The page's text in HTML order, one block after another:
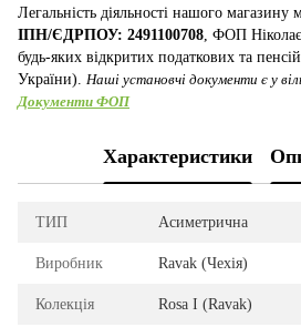
Легальність діяльності нашого
ІПН/ЄДРПОУ: 2491100708 , ФОП
будь-яких відкритих податкових та
України). Наші установчі документи є у
Документи ФОП
Характеристики
ТИП Асиметрична
Виробник Ravak (Чехія)
Колекція Rosa I (Ravak)